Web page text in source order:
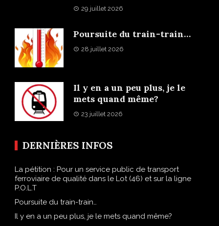
29 juillet 2026
Poursuite du train-train…
28 juillet 2026
Il y en a un peu plus, je le
mets quand même?
23 juillet 2026
DERNIÈRES INFOS
La pétition : Pour un service public de transport
ferroviaire de qualité dans le Lot (46) et sur la ligne
P.O.L.T
Poursuite du train-train…
Il y en a un peu plus, je le mets quand même?